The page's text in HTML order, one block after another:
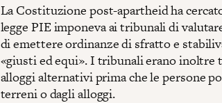
La Costituzione post-apartheid ha
legge PIE imponeva ai tribunali di
di emettere ordinanze di sfratto e
«giusti ed equi». I tribunali erano
alloggi alternativi prima che le persone
terreni o dagli alloggi.